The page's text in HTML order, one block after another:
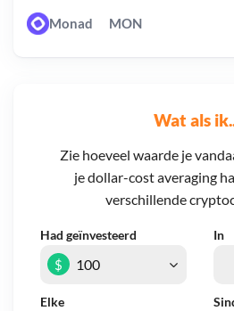
Wat als
Zie hoeveel waarde je
je dollar-cost averaging
verschillende
Had geïnvesteerd In
Elke
$
Monad MON